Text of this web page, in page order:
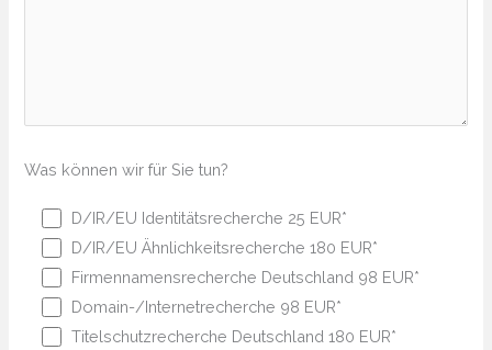
Was können wir für Sie tun?
D/IR/EU Identitätsrecherche 25 EUR*
D/IR/EU Ähnlichkeitsrecherche 180 EUR*
Firmennamensrecherche Deutschland 98 EUR*
Domain-/Internetrecherche 98 EUR*
Titelschutzrecherche Deutschland 180 EUR*